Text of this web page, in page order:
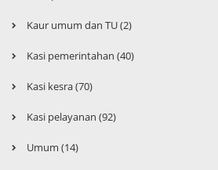
Kaur umum dan TU (2)
Kasi pemerintahan (40)
Kasi kesra (70)
Kasi pelayanan (92)
Umum (14)